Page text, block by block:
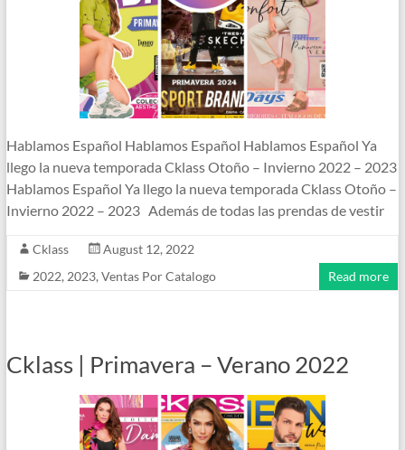
Hablamos Español Hablamos Español Hablamos Español Ya
llego la nueva temporada Cklass Otoño – Invierno 2022 – 2023
Hablamos Español Ya llego la nueva temporada Cklass Otoño –
Invierno 2022 – 2023 Además de todas las prendas de vestir
Cklass
August 12, 2022
2022, 2023, Ventas Por Catalogo Read more
Cklass | Primavera – Verano 2022